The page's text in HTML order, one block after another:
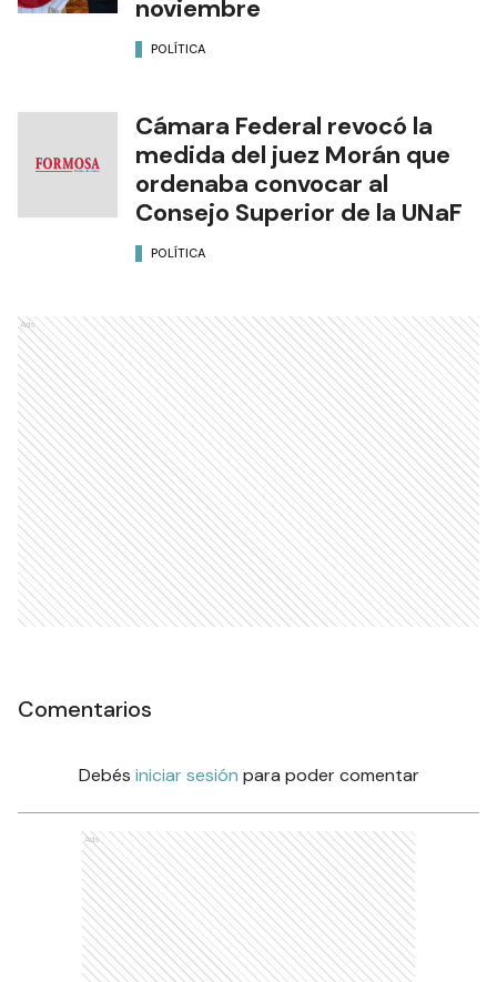
noviembre
POLÍTICA
Cámara Federal revocó la
medida del juez Morán que
ordenaba convocar al
Consejo Superior de la UNaF
POLÍTICA
Ads
Comentarios
Debés iniciar sesión para poder comentar
Ads